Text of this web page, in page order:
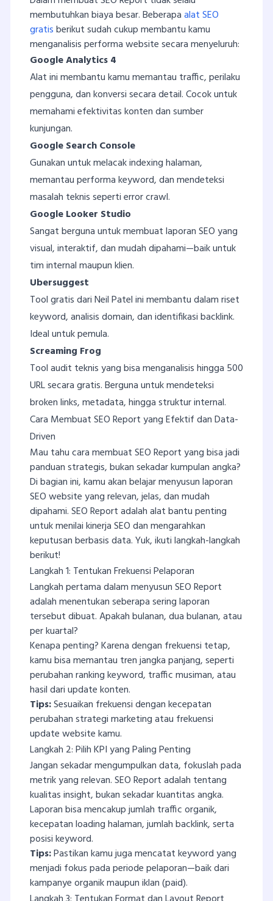
membutuhkan biaya besar. Beberapaalat SEO
gratisberikut sudah cukup membantu kamu
menganalisis performa website secara menyeluruh:
Google Analytics 4
Alat ini membantu kamu memantau traffic, perilaku
pengguna, dan konversi secara detail. Cocok untuk
memahami efektivitas konten dan sumber
kunjungan.
Google Search Console
Gunakan untuk melacak indexing halaman,
memantau performa keyword, dan mendeteksi
masalah teknis seperti error crawl.
Google Looker Studio
Sangat berguna untuk membuat laporan SEO yang
visual, interaktif, dan mudah dipahami—baik untuk
tim internal maupun klien.
Ubersuggest
Tool gratis dari Neil Patel ini membantu dalam riset
keyword, analisis domain, dan identifikasi backlink.
Ideal untuk pemula.
Screaming Frog
Tool audit teknis yang bisa menganalisis hingga 500
URL secara gratis. Berguna untuk mendeteksi
broken links, metadata, hingga struktur internal.
Cara Membuat SEO Report yang Efektif dan Data-
Driven
Mau tahu cara membuat SEO Report yang bisa jadi
panduan strategis, bukan sekadar kumpulan angka?
Di bagian ini, kamu akan belajar menyusun laporan
SEO website yang relevan, jelas, dan mudah
dipahami. SEO Report adalah alat bantu penting
untuk menilai kinerja SEO dan mengarahkan
keputusan berbasis data. Yuk, ikuti langkah-langkah
berikut!
Langkah 1: Tentukan Frekuensi Pelaporan
Langkah pertama dalam menyusun SEO Report
adalah menentukan seberapa sering laporan
tersebut dibuat. Apakah bulanan, dua bulanan, atau
per kuartal?
Kenapa penting? Karena dengan frekuensi tetap,
kamu bisa memantau tren jangka panjang, seperti
perubahan ranking keyword, traffic musiman, atau
hasil dari update konten.
Tips:Sesuaikan frekuensi dengan kecepatan
perubahan strategi marketing atau frekuensi
update website kamu.
Langkah 2: Pilih KPI yang Paling Penting
Jangan sekadar mengumpulkan data, fokuslah pada
metrik yang relevan. SEO Report adalah tentang
kualitas insight, bukan sekadar kuantitas angka.
Laporan bisa mencakup jumlah traffic organik,
kecepatan loading halaman, jumlah backlink, serta
posisi keyword.
Tips:Pastikan kamu juga mencatat keyword yang
menjadi fokus pada periode pelaporan—baik dari
kampanye organik maupun iklan (paid).